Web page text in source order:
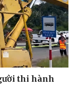
thi hành